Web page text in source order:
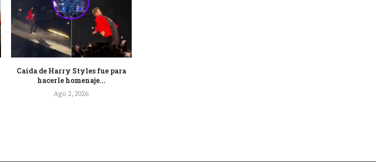
Caída de Harry Styles fue para
hacerle homenaje...
Ago 2, 2026